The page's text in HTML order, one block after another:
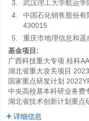
3.
武汉理工大学航运
4.
中国石化销售股份有
430015
5.
重庆市地理信息和
基金项目:
广西科技重大专项 桂科
湖北省重大攻关项目
国家重点研发计划
中央高校基本科研业务费
湖北省技术创新计划重点
详细信息